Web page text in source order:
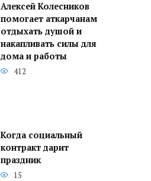
Алексей Колесников
помогает аткарчанам
отдыхать душой и
накапливать силы для
дома и работы
412
Когда социальный
контракт дарит
праздник
15